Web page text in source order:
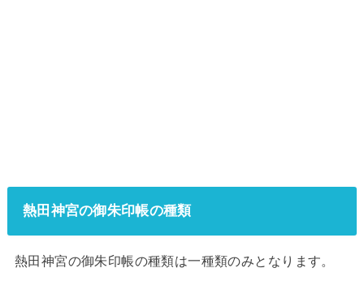
熱田神宮の御朱印帳の種類
熱田神宮の御朱印帳の種類は一種類のみとなります。